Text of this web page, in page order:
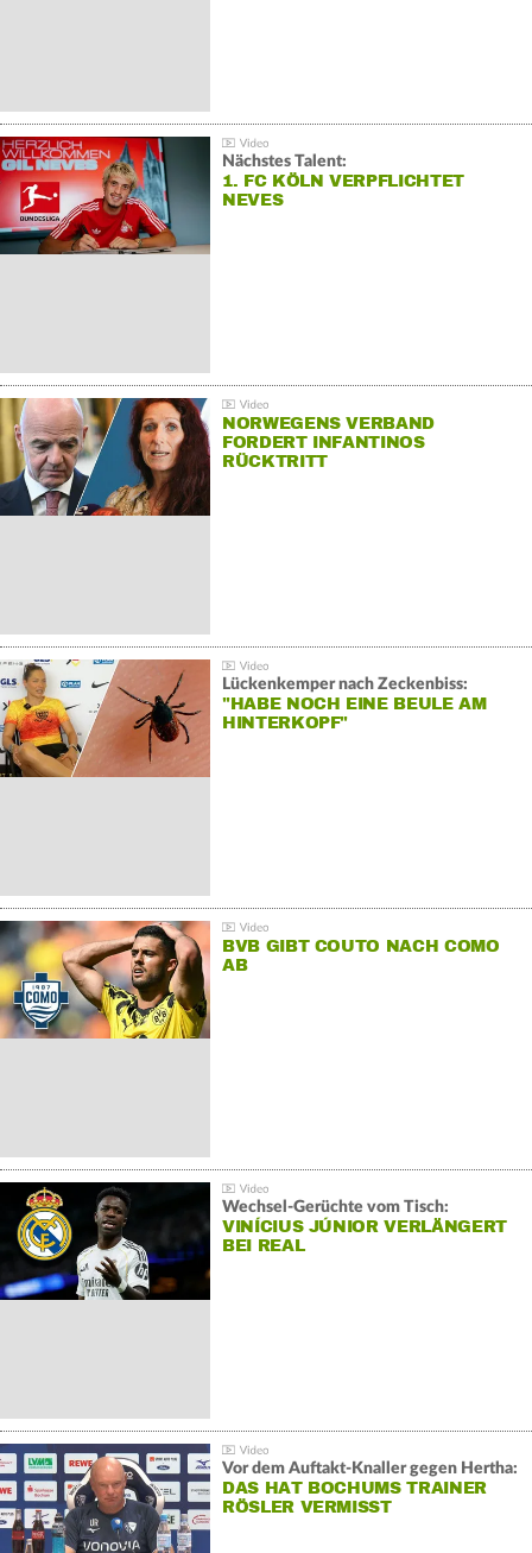
Nächstes Talent:
1. FC KÖLN VERPFLICHTET
NEVES
NORWEGENS VERBAND
FORDERT INFANTINOS
RÜCKTRITT
Lückenkemper nach Zeckenbiss:
"HABE NOCH EINE BEULE AM
HINTERKOPF"
BVB GIBT COUTO NACH COMO
AB
Wechsel-Gerüchte vom Tisch:
VINÍCIUS JÚNIOR VERLÄNGERT
BEI REAL
Vor dem Auftakt-Knaller gegen Hertha:
DAS HAT BOCHUMS TRAINER
RÖSLER VERMISST